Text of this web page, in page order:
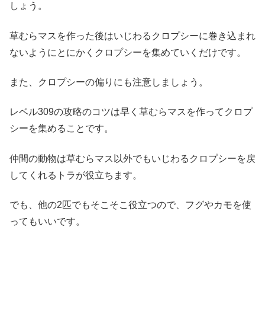
しょう。
草むらマスを作った後はいじわるクロプシーに巻き込まれ
ないようにとにかくクロプシーを集めていくだけです。
また、クロプシーの偏りにも注意しましょう。
レベル309の攻略のコツは早く草むらマスを作ってクロプ
シーを集めることです。
仲間の動物は草むらマス以外でもいじわるクロプシーを戻
してくれるトラが役立ちます。
でも、他の2匹でもそこそこ役立つので、フグやカモを使
ってもいいです。